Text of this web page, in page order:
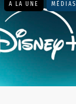
A LA UNE MÉDIAS